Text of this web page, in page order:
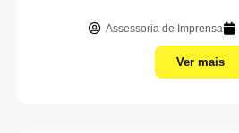
Assessoria de Imprensa
Ver mais